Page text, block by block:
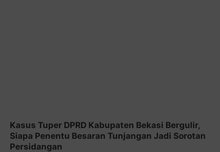
Kasus Tuper DPRD Kabupaten Bekasi Bergulir,
Siapa Penentu Besaran Tunjangan Jadi Sorotan
Persidangan